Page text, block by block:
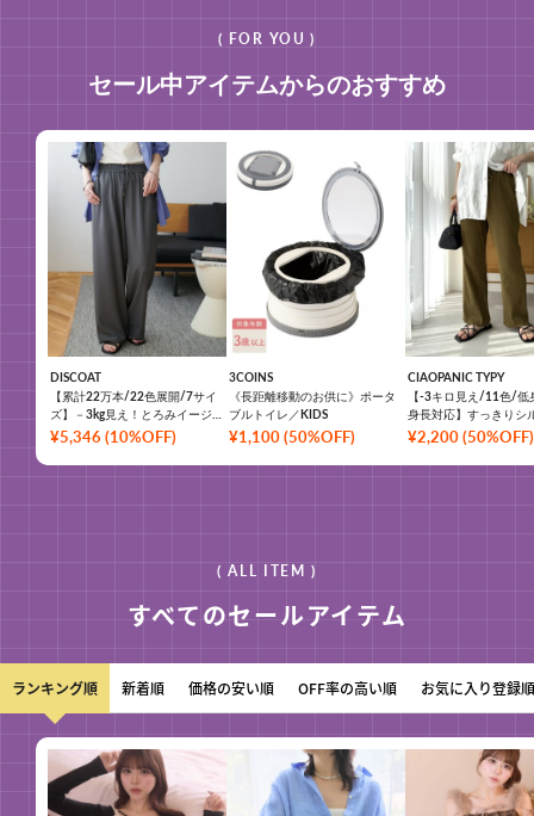
( FOR YOU )
セール中アイテムからのおすすめ
DISCOAT
【累計22万本/22色展開/7サイ
ズ】－3kg見え！とろみイージー
パンツ≪メンズサイズあり≫
¥5,346 (10%OFF)
3COINS
《長距離移動のお供に》ポータ
ブルトイレ／KIDS
¥1,100(50%OFF)
CIAOPANIC TYPY
【-3キロ見え/11色/低
身長対応】すっきりシ
リブパンツ
¥2,200(50%OFF)
( ALL ITEM )
すべてのセールアイテム
ランキング順 新着順 価格の安い順 OFF率の高い順 お気に入り登録順